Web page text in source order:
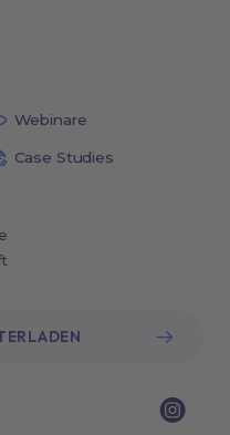
Webinare
Case Studies